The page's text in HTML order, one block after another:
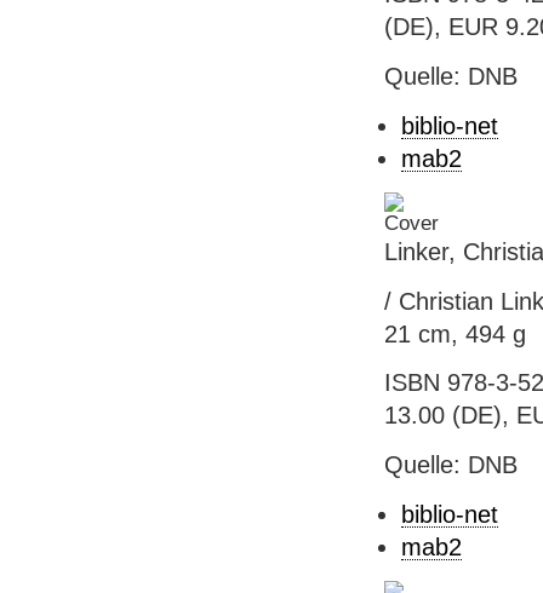
(DE), EUR
Quelle: DNB
biblio-net
mab2
Linker,
/ Christian
21 cm, 494 g
ISBN 978-3-
13.00 (DE),
Quelle: DNB
biblio-net
mab2